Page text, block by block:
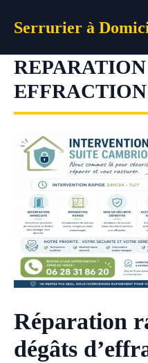
Serrurier à
REPARATION
Réparation
dégâts